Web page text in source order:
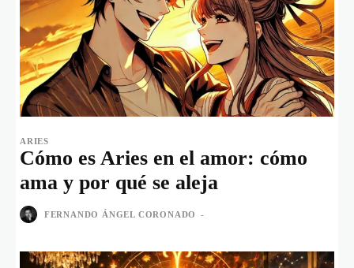
ARIES
Cómo es Aries en el amor: cómo
ama y por qué se aleja
FERNANDO ÁNGEL CORONADO -